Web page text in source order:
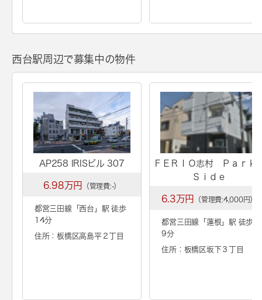
西台駅周辺で募集中の物件
AP258 IRISビル 307
6.98万円 （管理費:-）
都営三田線「西台 」駅 徒歩
14分
住所：板橋区高島平２丁目
ＦＥＲＩＯ志村 Ｐａｒ
Ｓｉｄｅ
6.3万円 （管理費:4,000円）
都営三田線「 蓮根 」駅 徒歩
9分
住所：板橋区坂下３丁目